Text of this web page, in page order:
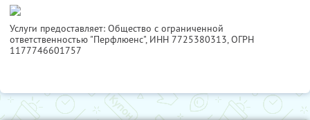
Услуги предоставляет: Общество с ограниченной
ответственностью "Перфлюенс", ИНН 7725380313, ОГРН
1177746601757